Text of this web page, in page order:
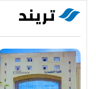
تريند